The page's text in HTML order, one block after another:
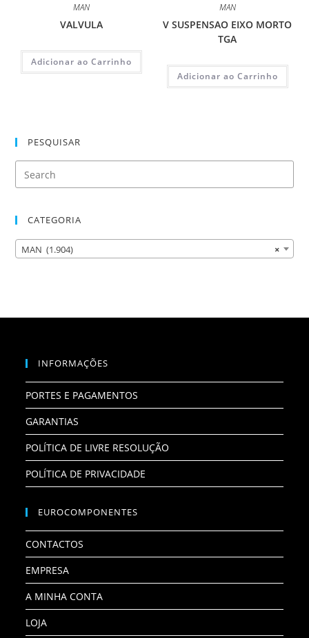
MAN
VALVULA
Adicionar ao Carrinho
MAN
V SUSPENSAO EIXO MORTO
TGA
Adicionar ao Carrinho
PESQUISAR
CATEGORIA
×
MAN (1.904)
INFORMAÇÕES
PORTES E PAGAMENTOS
GARANTIAS
POLÍTICA DE LIVRE RESOLUÇÃO
POLÍTICA DE PRIVACIDADE
EUROCOMPONENTES
CONTACTOS
EMPRESA
A MINHA CONTA
LOJA